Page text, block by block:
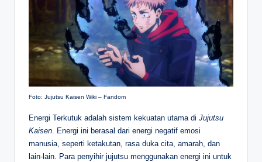
Foto: Jujutsu Kaisen Wiki – Fandom
Energi Terkutuk adalah sistem kekuatan utama di Jujutsu
Kaisen. Energi ini berasal dari energi negatif emosi
manusia, seperti ketakutan, rasa duka cita, amarah, dan
lain-lain. Para penyihir jujutsu menggunakan energi ini untuk